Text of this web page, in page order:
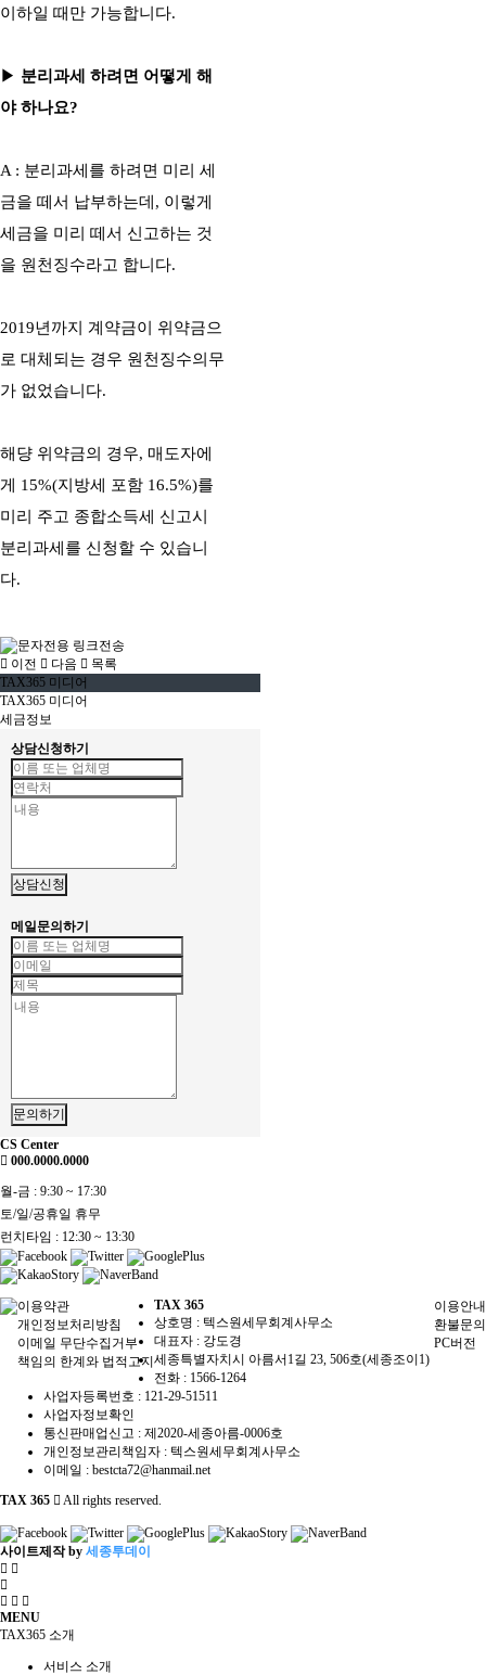
이하일 때만 가능합니다.
▶ 분리과세 하려면 어떻게 해
야 하나요?
A : 분리과세를 하려면 미리 세
금을 떼서 납부하는데, 이렇게
세금을 미리 떼서 신고하는 것
을 원천징수라고 합니다.
2019년까지 계약금이 위약금으
로 대체되는 경우 원천징수의무
가 없었습니다.
해댱 위약금의 경우, 매도자에
게 15%(지방세 포함 16.5%)를
미리 주고 종합소득세 신고시
분리과세를 신청할 수 있습니
다.
이전 다음
목록
TAX365 미디어
TAX365 미디어
세금정보
상담신청하기
상담신청
메일문의하기
문의하기
CS Center
000.0000.0000
월-금 : 9:30 ~ 17:30
토/일/공휴일 휴무
런치타임 : 12:30 ~ 13:30
이용약관
개인정보처리방침
이메일 무단수집거부
책임의 한계와 법적고지
이용안내
환불문의
PC버전
TAX 365
상호명 : 텍스원세무회계사무소
대표자 : 강도경
세종특별자치시 아름서1길 23, 506호(세종조이1)
전화 : 1566-1264
사업자등록번호 : 121-29-51511
사업자정보확인
통신판매업신고 : 제2020-세종아름-0006호
개인정보관리책임자 : 텍스원세무회계사무소
이메일 : bestcta72@hanmail.net
TAX 365
All rights reserved.
사이트제작 by 세종투데이
MENU
TAX365 소개
서비스 소개